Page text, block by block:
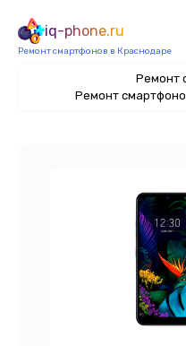
iq-phone.ru
Ремонт смартфонов в Краснодаре
Ремонт
Ремонт